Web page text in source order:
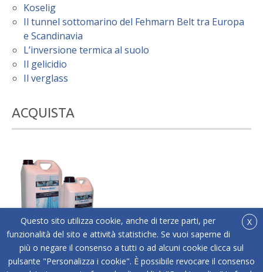
Koselig
Il tunnel sottomarino del Fehmarn Belt tra Europa
e Scandinavia
L’inversione termica al suolo
Il gelicidio
Il verglass
ACQUISTA
Acquista online Below Zero® l'antigelo liquido adatto
a tutti i tipi di superfici.
X
Questo sito utilizza cookie, anche di terze parti, per
funzionalità del sito e attività statistiche. Se vuoi saperne di
più o negare il consenso a tutti o ad alcuni cookie clicca sul
pulsante "Personalizza i cookie". È possibile revocare il consenso